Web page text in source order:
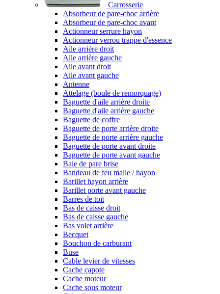
Carrosserie
Absorbeur de pare-choc arrière
Absorbeur de pare-choc avant
Actionneur serrure hayon
Actionneur verrou trappe d'essence
Aile arrière droit
Aile arrière gauche
Aile avant droit
Aile avant gauche
Antenne
Attelage (boule de remorquage)
Baguette d'aile arrière droite
Baguette d'aile arrière gauche
Baguette de coffre
Baguette de porte arrière droite
Baguette de porte arrière gauche
Baguette de porte avant droite
Baguette de porte avant gauche
Baie de pare brise
Bandeau de feu malle / hayon
Barillet hayon arrière
Barillet porte avant gauche
Barres de toit
Bas de caisse droit
Bas de caisse gauche
Bas volet arrière
Becquet
Bouchon de carburant
Buse
Cable levier de vitesses
Cache capote
Cache moteur
Cache sous moteur